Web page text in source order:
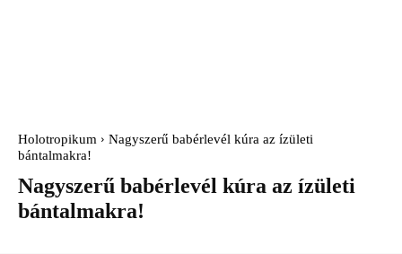
Holotropikum
Nagyszerű babérlevél kúra az ízületi
bántalmakra!
Nagyszerű babérlevél kúra az ízületi
bántalmakra!